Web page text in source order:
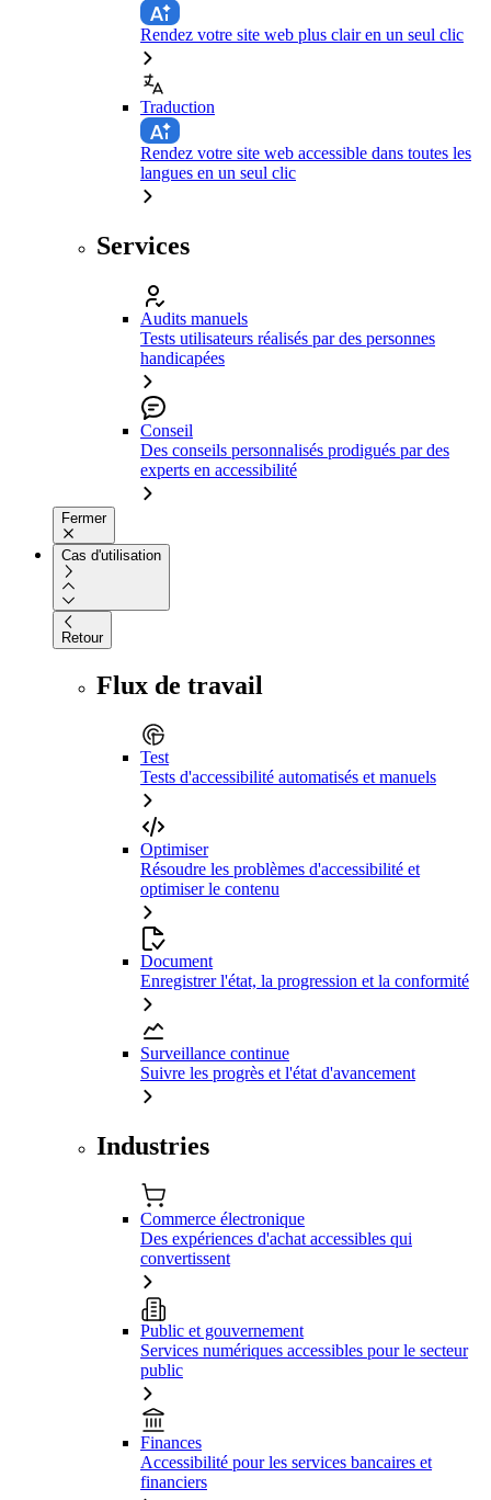
Rendez votre site web plus clair en un seul clic
Traduction
Rendez votre site web accessible dans toutes les
langues en un seul clic
Services
Audits manuels
Tests utilisateurs réalisés par des personnes
handicapées
Conseil
Des conseils personnalisés prodigués par des
experts en accessibilité
Fermer
Cas d'utilisation
Retour
Flux de travail
Test
Tests d'accessibilité automatisés et manuels
Optimiser
Résoudre les problèmes d'accessibilité et
optimiser le contenu
Document
Enregistrer l'état, la progression et la conformité
Surveillance continue
Suivre les progrès et l'état d'avancement
Industries
Commerce électronique
Des expériences d'achat accessibles qui
convertissent
Public et gouvernement
Services numériques accessibles pour le secteur
public
Finances
Accessibilité pour les services bancaires et
financiers